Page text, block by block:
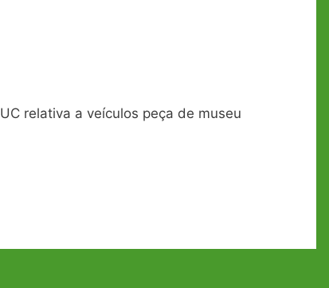
relativa a veículos peça de museu